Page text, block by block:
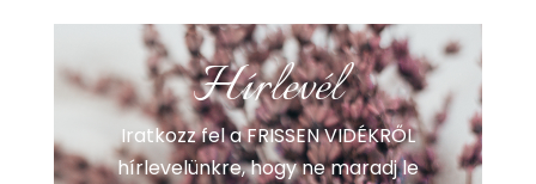
Hírlevél
Iratkozz fel a FRISSEN VIDÉKRŐL
hírlevelünkre, hogy ne maradj le